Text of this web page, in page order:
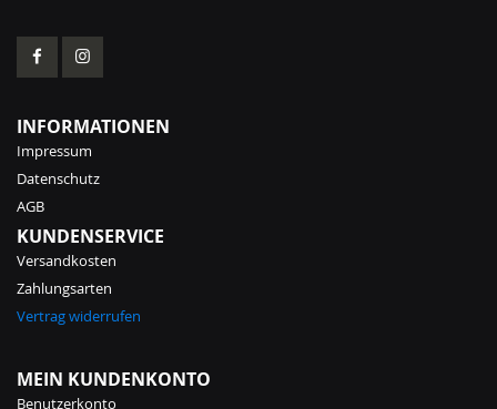
INFORMATIONEN
Impressum
Datenschutz
AGB
KUNDENSERVICE
Versandkosten
Zahlungsarten
Vertrag widerrufen
MEIN KUNDENKONTO
Benutzerkonto